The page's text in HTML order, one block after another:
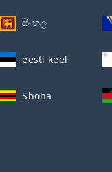
සිංහල
eesti keel
Shona